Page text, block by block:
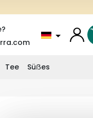
Tee Süẞes